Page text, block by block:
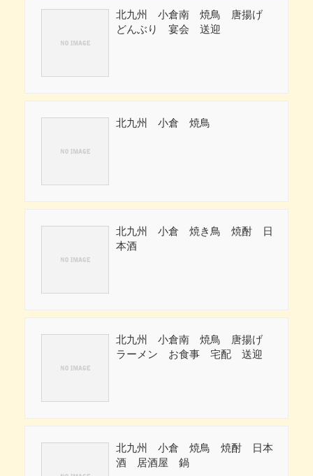
北九州 小倉南 焼鳥 唐揚げ
どんぶり 宴会 送迎
北九州 小倉 焼鳥
北九州 小倉 焼き鳥 焼酎 日
本酒
北九州 小倉南 焼鳥 唐揚げ
ラーメン お食事 宅配 送迎
北九州 小倉 焼鳥 焼酎 日本
酒 居酒屋 鍋